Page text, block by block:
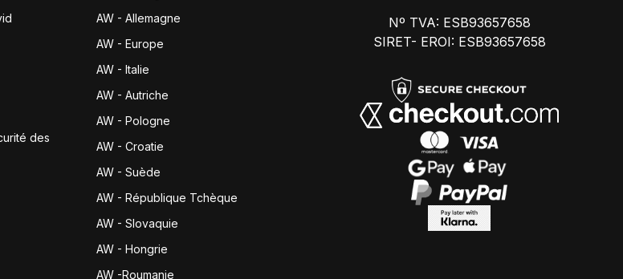
des
AW - Allemagne
AW - Europe
AW - Italie
AW - Autriche
AW - Pologne
AW - Croatie
AW - Suède
AW - République Tchèque
AW - Slovaquie
AW - Hongrie
AW -Roumanie
Nº TVA: ESB93657658
SIRET- EROI: ESB93657658